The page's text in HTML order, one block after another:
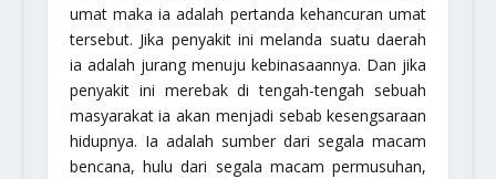
umat maka ia adalah pertanda kehancuran umat
tersebut. Jika penyakit ini melanda suatu daerah
ia adalah jurang menuju kebinasaannya. Dan jika
penyakit ini merebak di tengah-tengah sebuah
masyarakat ia akan menjadi sebab kesengsaraan
hidupnya. Ia adalah sumber dari segala macam
bencana, hulu dari segala macam permusuhan,